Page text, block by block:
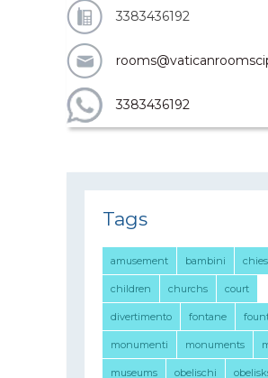
3383436192
3383436192
Tags
amusement bambini
children churchs court
divertimento fontane
monumenti monuments
museums obelischi